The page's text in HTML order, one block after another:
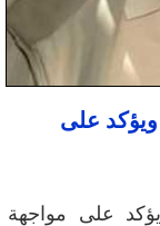
على
على مواجهة